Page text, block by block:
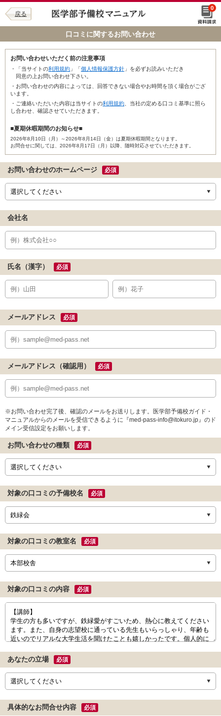
戻る
0
口コミに関するお問い合わせ
お問い合わせいただく前の注意事項
・「当サイトの利用規約 」「個人情報保護方針 」を必ずお読みいただき
同意の上お問い合わせ下さい。
・お問い合わせの内容によっては、回答できない場合やお時間を頂く場合がござ
います。
・ご連絡いただいた内容は当サイトの利用規約 、当社の定める口コミ基準に照ら
し合わせ、確認させていただきます。
■夏期休暇期間のお知らせ■
2026年8月10日（月）～2026年8月14日（金）は夏期休暇期間となります。
お問合せに関しては、2026年8月17日（月）以降、随時対応させていただきます。
お問い合わせのホームページ 必須
会社名
氏名（漢字） 必須
メールアドレス 必須
メールアドレス（確認用） 必須
※お問い合わせ完了後、確認のメールをお送りします。医学部予備校ガイド・
マニュアルからのメールを受信できるように『med-pass-info@itokuro.jp』のド
メイン受信設定をお願いします。
お問い合わせの種類 必須
対象の口コミの予備校名 必須
対象の口コミの教室名 必須
対象の口コミの内容 必須
あなたの立場 必須
具体的なお問合せ内容 必須